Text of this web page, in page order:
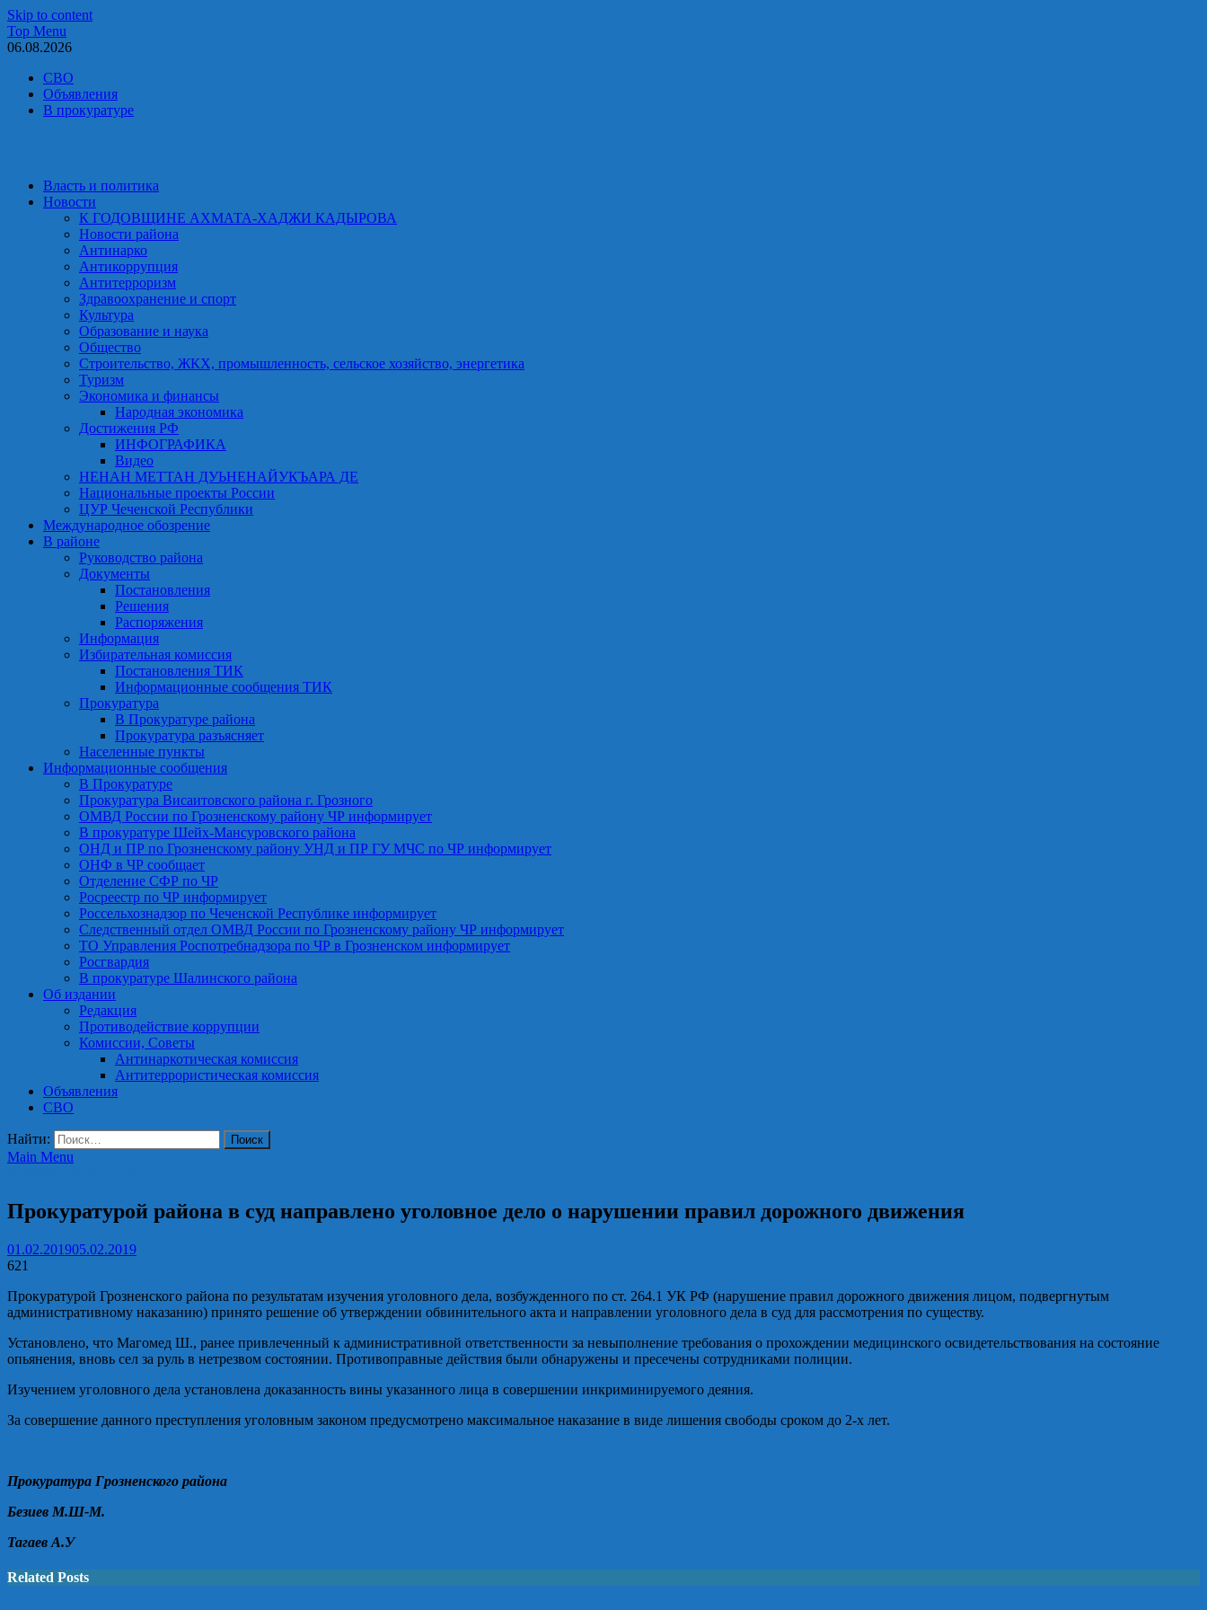
Skip to content
Top Menu
06.08.2026
СВО
Объявления
В прокуратуре
Власть и политика
Новости
К ГОДОВЩИНЕ АХМАТА-ХАДЖИ КАДЫРОВА
Новости района
Антинарко
Антикоррупция
Антитерроризм
Здравоохранение и спорт
Культура
Образование и наука
Общество
Строительство, ЖКХ, промышленность, сельское хозяйство, энергетика
Туризм
Экономика и финансы
Народная экономика
Достижения РФ
ИНФОГРАФИКА
Видео
НЕНАН МЕТТАН ДУЬНЕНАЙУКЪАРА ДЕ
Национальные проекты России
ЦУР Чеченской Республики
Международное обозрение
В районе
Руководство района
Документы
Постановления
Решения
Распоряжения
Информация
Избирательная комиссия
Постановления ТИК
Информационные сообщения ТИК
Прокуратура
В Прокуратуре района
Прокуратура разъясняет
Населенные пункты
Информационные сообщения
В Прокуратуре
Прокуратура Висаитовского района г. Грозного
ОМВД России по Грозненскому району ЧР информирует
В прокуратуре Шейх-Мансуровского района
ОНД и ПР по Грозненскому району УНД и ПР ГУ МЧС по ЧР информирует
ОНФ в ЧР сообщает
Отделение СФР по ЧР
Росреестр по ЧР информирует
Россельхознадзор по Чеченской Республике информирует
Следственный отдел ОМВД России по Грозненскому району ЧР информирует
ТО Управления Роспотребнадзора по ЧР в Грозненском информирует
Росгвардия
В прокуратуре Шалинского района
Об издании
Редакция
Противодействие коррупции
Комиссии, Советы
Антинаркотическая комиссия
Антитеррористическая комиссия
Объявления
СВО
Найти:
Main Menu
Прокуратурой района в суд направлено уголовное дело о нарушении правил дорожного движения
01.02.201905.02.2019
621
Прокуратурой Грозненского района по результатам изучения уголовного дела, возбужденного по ст. 264.1 УК РФ (нарушение правил дорожного движения лицом, подвергнутым
административному наказанию) принято решение об утверждении обвинительного акта и направлении уголовного дела в суд для рассмотрения по существу.
Установлено, что Магомед Ш., ранее привлеченный к административной ответственности за невыполнение требования о прохождении медицинского освидетельствования на состояние
опьянения, вновь сел за руль в нетрезвом состоянии. Противоправные действия были обнаружены и пресечены сотрудниками полиции.
Изучением уголовного дела установлена доказанность вины указанного лица в совершении инкриминируемого деяния.
За совершение данного преступления уголовным законом предусмотрено максимальное наказание в виде лишения свободы сроком до 2-х лет.
Прокуратура Грозненского района
Безиев М.Ш-М.
Тагаев А.У
Related Posts